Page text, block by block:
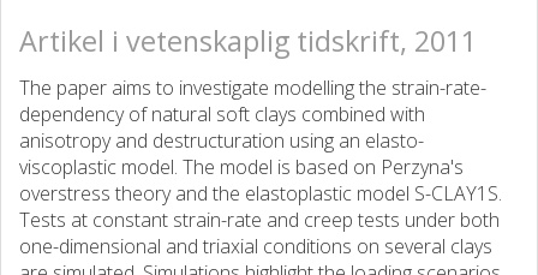
Artikel i vetenskaplig tidskrift, 2011
The paper aims to investigate modelling the strain-rate-
dependency of natural soft clays combined with
anisotropy and destructuration using an elasto-
viscoplastic model. The model is based on Perzyna's
overstress theory and the elastoplastic model S-CLAY1S.
Tests at constant strain-rate and creep tests under both
one-dimensional and triaxial conditions on several clays